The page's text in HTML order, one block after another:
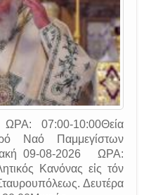
07:00-10:00Θεία
Ναό Παμμεγίστων
09-08-2026 ΩΡΑ:
Κανόνας εἰς τόν
Δευτέρα